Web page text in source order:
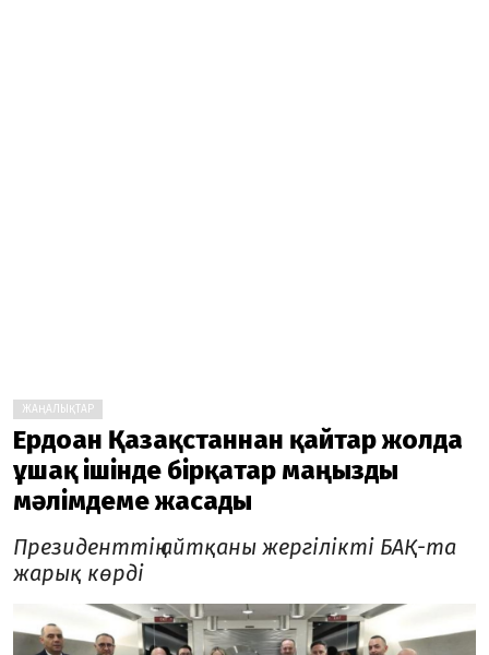
ЖАҢАЛЫҚТАР
Ердоған Қазақстаннан қайтар жолда
ұшақ ішінде бірқатар маңызды
мәлімдеме жасады
Президенттің айтқаны жергілікті БАҚ-та
жарық көрді